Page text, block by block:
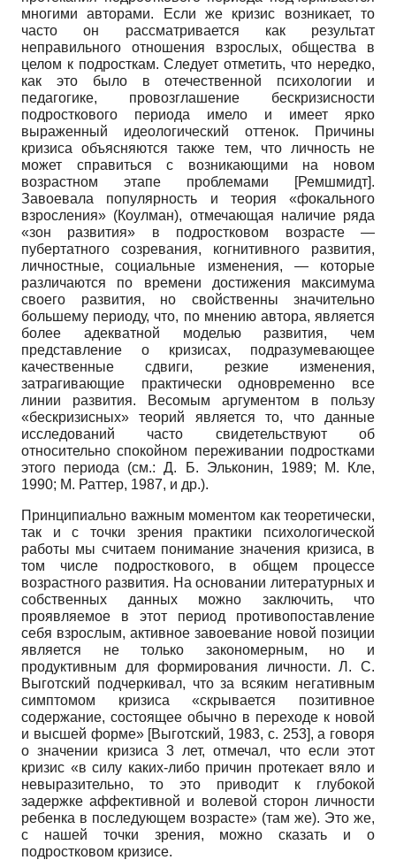
многими авторами. Если же кризис возникает, то
часто он рассматривается как результат
неправильного отношения взрослых, общества в
целом к подросткам. Следует отметить, что нередко,
как это было в отечественной психологии и
педагогике, провозглашение бескризисности
подросткового периода имело и имеет ярко
выраженный идеологический оттенок. Причины
кризиса объясняются также тем, что личность не
может справиться с возникающими на новом
возрастном этапе проблемами
[Ремшмидт].
Завоевала популярность и теория «фокального
взросления» (Коулман), отмечающая наличие ряда
«зон развития» в подростковом возрасте —
пубертатного созревания, когнитивного развития,
личностные, социальные изменения, — которые
различаются по времени достижения максимума
своего развития, но свойственны значительно
большему периоду, что, по мнению автора, является
более адекватной моделью развития, чем
представление о кризисах, подразумевающее
качественные сдвиги, резкие изменения,
затрагивающие практически одновременно все
линии развития. Весомым аргументом в пользу
«бескризисных» теорий является то, что данные
исследований часто свидетельствуют об
относительно спокойном переживании подростками
этого периода (см.: Д. Б. Эльконин, 1989; М. Кле,
1990; М. Раттер, 1987, и др.).
Принципиально важным моментом как теоретически,
так и с точки зрения практики психологической
работы мы считаем понимание значения кризиса, в
том числе подросткового, в общем процессе
возрастного развития. На основании литературных и
собственных данных можно заключить, что
проявляемое в этот период противопоставление
себя взрослым, активное завоевание новой позиции
является не только закономерным, но и
продуктивным для формирования личности. Л. С.
Выготский подчеркивал, что за всяким негативным
симптомом кризиса «скрывается позитивное
содержание, состоящее обычно в переходе к новой
и высшей форме» [Выготский, 1983, с. 253], а говоря
о значении кризиса 3 лет, отмечал, что если этот
кризис «в силу каких-либо причин протекает вяло и
невыразительно, то это приводит к глубокой
задержке аффективной и волевой сторон личности
ребенка в последующем возрасте» (там же). Это же,
с нашей точки зрения, можно сказать и о
подростковом кризисе.